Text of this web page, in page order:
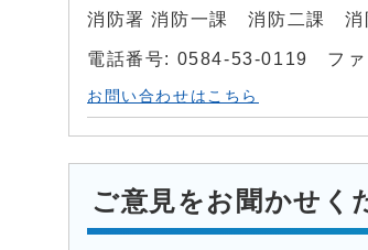
消防署 消防一課 消防二課 消
電話番号: 0584-53-0119 フ
お問い合わせはこちら
ご意見をお聞かせく